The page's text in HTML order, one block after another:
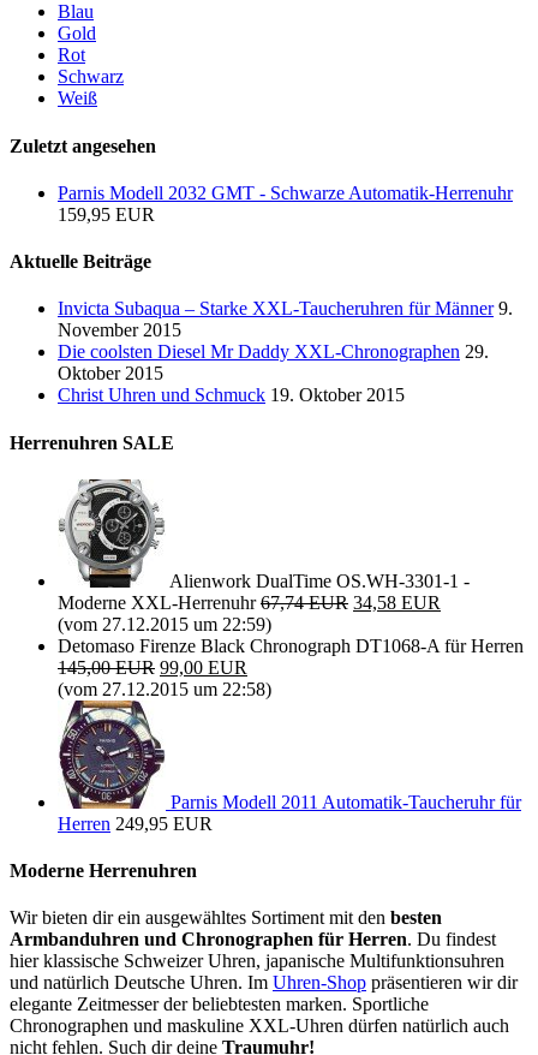
Blau
Gold
Rot
Schwarz
Weiß
Zuletzt angesehen
Parnis Modell 2032 GMT - Schwarze Automatik-Herrenuhr
159,95 EUR
Aktuelle Beiträge
Invicta Subaqua – Starke XXL-Taucheruhren für Männer 9.
November 2015
Die coolsten Diesel Mr Daddy XXL-Chronographen 29.
Oktober 2015
Christ Uhren und Schmuck 19. Oktober 2015
Herrenuhren SALE
Alienwork DualTime OS.WH-3301-1 -
Moderne XXL-Herrenuhr67,74 EUR 34,58 EUR
(vom 27.12.2015 um 22:59)
Detomaso Firenze Black Chronograph DT1068-A für Herren
145,00 EUR 99,00 EUR
(vom 27.12.2015 um 22:58)
Parnis Modell 2011 Automatik-Taucheruhr für
Herren 249,95 EUR
Moderne Herrenuhren
Wir bieten dir ein ausgewähltes Sortiment mit den besten
Armbanduhren und Chronographen für Herren. Du findest
hier klassische Schweizer Uhren, japanische Multifunktionsuhren
und natürlich Deutsche Uhren. Im Uhren-Shop präsentieren wir dir
elegante Zeitmesser der beliebtesten marken. Sportliche
Chronographen und maskuline XXL-Uhren dürfen natürlich auch
nicht fehlen. Such dir deine Traumuhr!